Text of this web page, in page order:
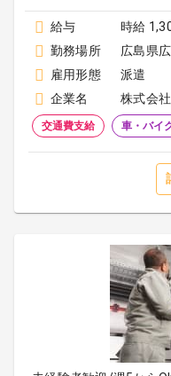
給与
時給
勤務場所
広島県
雇用形態
派遣
企業名
株式会
交通費支給 車・バイ